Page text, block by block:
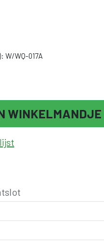
W/WQ-017A
WINKELMANDJE